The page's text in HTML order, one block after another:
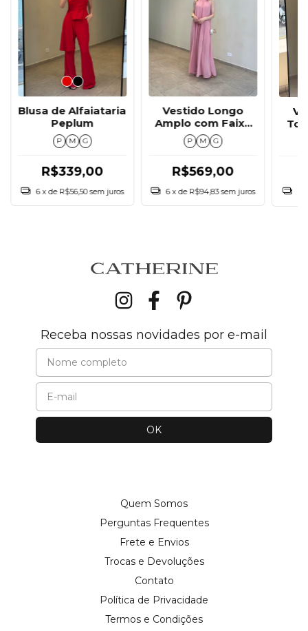
Blusa de Alfaiataria
Peplum
P M G
R$339,00
6 x de R$56,50 sem juros
Vestido Longo
Amplo com Faixa
nas Costas
P M G
R$569,00
6 x de R$94,83 sem juros
Receba nossas novidades por e-mail
Quem Somos
Perguntas Frequentes
Frete e Envios
Trocas e Devoluções
Contato
Política de Privacidade
Termos e Condições